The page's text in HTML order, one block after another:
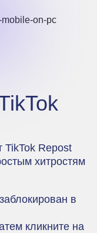
TikTok Repost
хитростям
в
кликните на